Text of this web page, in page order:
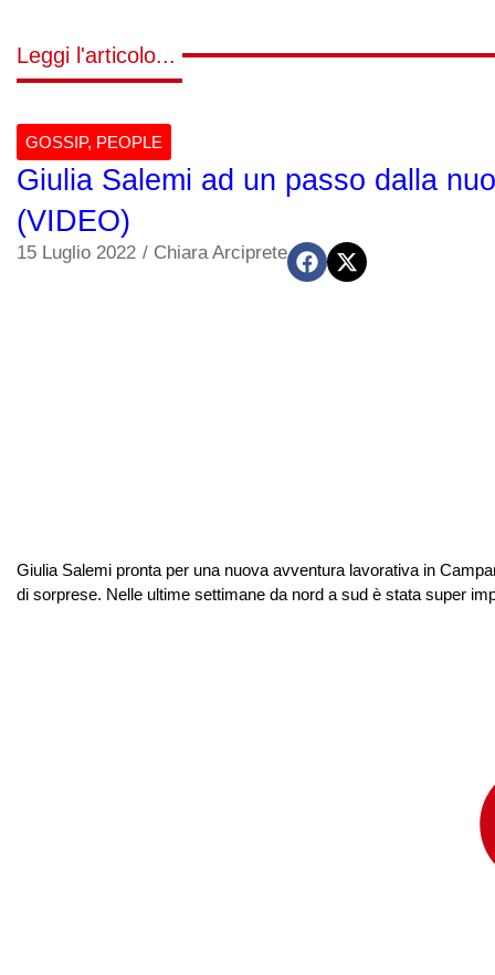
Leggi l'articolo...
GOSSIP, PEOPLE
Giulia Salemi ad un passo dalla
(VIDEO)
15 Luglio 2022 / Chiara Arciprete
Giulia Salemi pronta per una nuova avventura lavorativa in
di sorprese. Nelle ultime settimane da nord a sud è stata super